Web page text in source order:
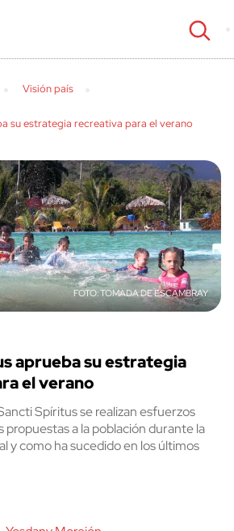
Visión país
su estrategia recreativa para el verano
TOMADA DE ESCAMBRAY
aprueba su estrategia
el verano
Spíritus se realizan esfuerzos
propuestas a la población durante la
y como ha sucedido en los últimos